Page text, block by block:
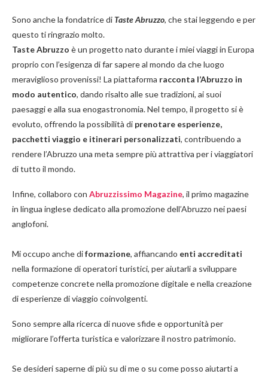
Sono anche la fondatrice di Taste Abruzzo, che stai leggendo e per
questo ti ringrazio molto.
Taste Abruzzo è un progetto nato durante i miei viaggi in Europa
proprio con l’esigenza di far sapere al mondo da che luogo
meraviglioso provenissi! La piattaforma racconta l’Abruzzo in
modo autentico, dando risalto alle sue tradizioni, ai suoi
paesaggi e alla sua enogastronomia. Nel tempo, il progetto si è
evoluto, offrendo la possibilità di prenotare esperienze,
pacchetti viaggio e itinerari personalizzati, contribuendo a
rendere l’Abruzzo una meta sempre più attrattiva per i viaggiatori
di tutto il mondo.
Infine, collaboro con Abruzzissimo Magazine, il primo magazine
in lingua inglese dedicato alla promozione dell’Abruzzo nei paesi
anglofoni.
Mi occupo anche diformazione, affiancando enti accreditati
nella formazione di operatori turistici, per aiutarli a sviluppare
competenze concrete nella promozione digitale e nella creazione
di esperienze di viaggio coinvolgenti.
Sono sempre alla ricerca di nuove sfide e opportunità per
migliorare l’offerta turistica e valorizzare il nostro patrimonio.
Se desideri saperne di più su di me o su come posso aiutarti a